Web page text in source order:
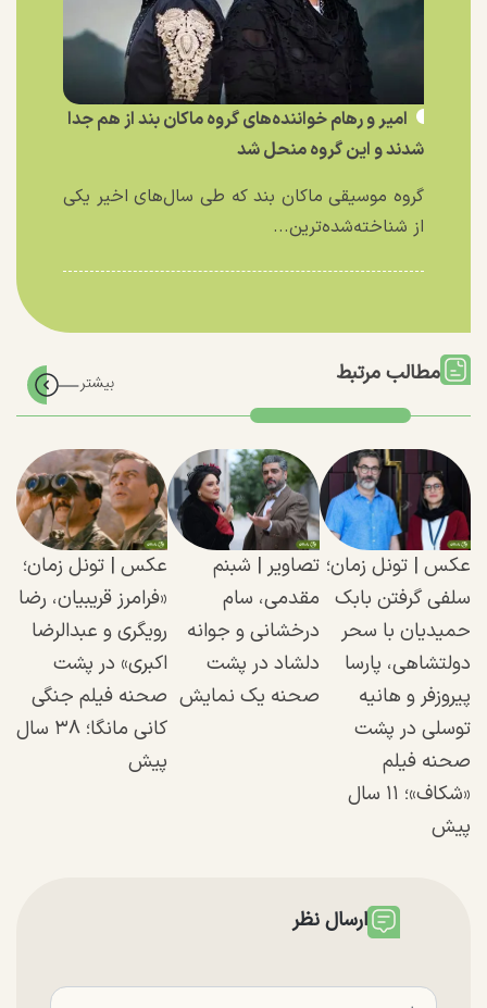
امیر و رهام خواننده‌های گروه ماکان بند از هم جدا
شدند و این گروه منحل شد
گروه موسیقی ماکان بند که طی سال‌های اخیر یکی
از شناخته‌شده‌ترین...
مطالب مرتبط
عکس | تونل زمان؛
سلفی گرفتن بابک
حمیدیان با سحر
دولتشاهی، پارسا
پیروزفر و هانیه
توسلی در پشت
صحنه فیلم
«شکاف»؛ ۱۱ سال
پیش
تصاویر | شبنم
مقدمی، سام
درخشانی و جوانه
دلشاد در پشت
صحنه یک نمایش
عکس | تونل زمان؛
«فرامرز قریبیان، رضا
رویگری و عبدالرضا
اکبری» در پشت
صحنه فیلم جنگی
کانی مانگا؛ ۳۸ سال
پیش
ارسال نظر